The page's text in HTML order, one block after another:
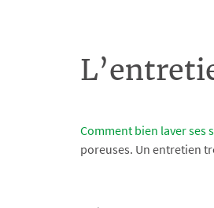
Comment bien laver ses
poreuses. Un entretien